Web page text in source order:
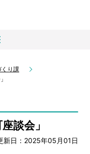
くり課
談会」
新日：2025年05月01日